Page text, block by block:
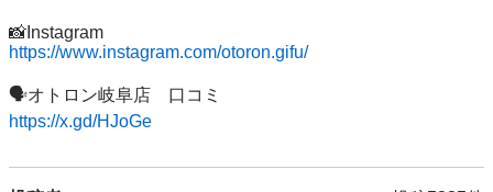
https://www.instagram.com/otoron.gifu/
https://x.gd/HJoGe